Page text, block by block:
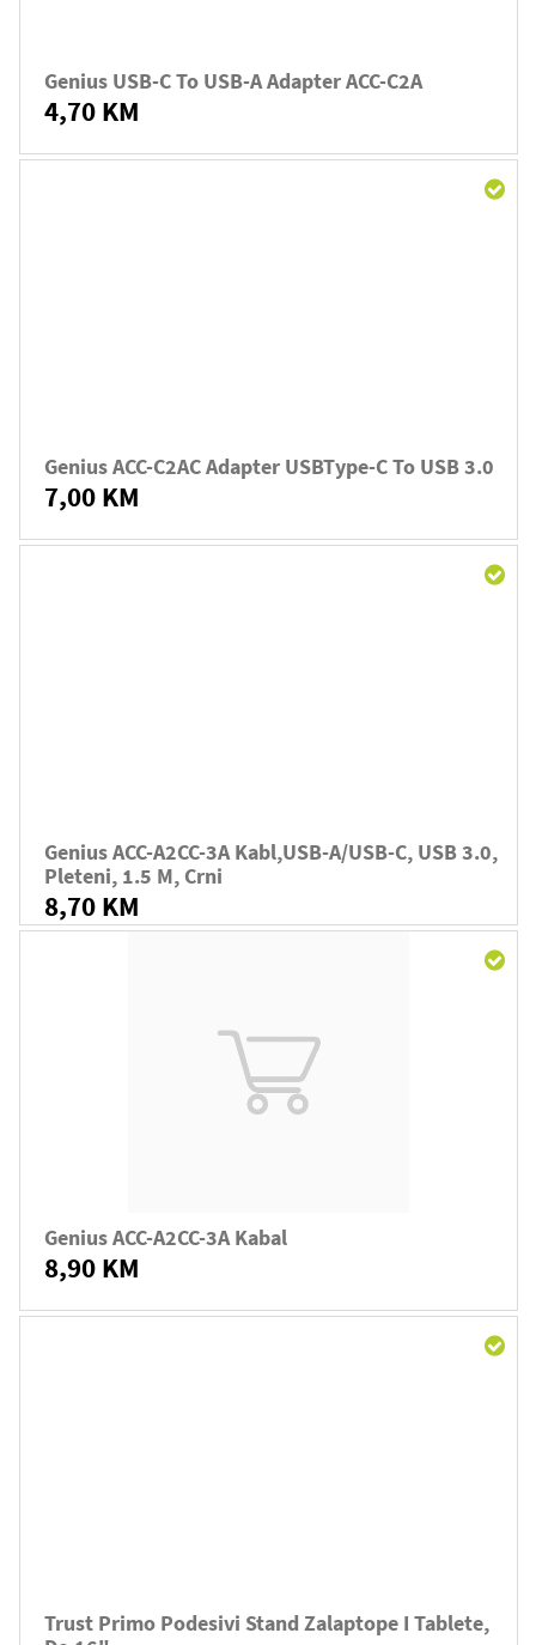
Genius USB-C To USB-A Adapter ACC-C2A
4,70 KM
Genius ACC-C2AC Adapter USBType-C To USB 3.0
7,00 KM
Genius ACC-A2CC-3A Kabl,USB-A/USB-C, USB 3.0,
Pleteni, 1.5 M, Crni
8,70 KM
Genius ACC-A2CC-3A Kabal
8,90 KM
Trust Primo Podesivi Stand Zalaptope I Tablete,